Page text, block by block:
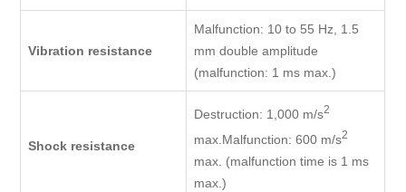
Vibration resistance
Malfunction: 10 to 55 Hz, 1.5
mm double amplitude
(malfunction: 1 ms max.)
Shock resistance
Destruction: 1,000 m/s2
max.Malfunction: 600 m/s2
max. (malfunction time is 1 ms
max.)